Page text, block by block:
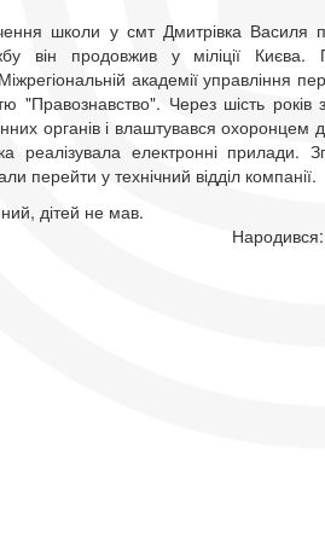
школи у смт Дмитрівка Василя
він продовжив у міліції Києва.
академії управління
"Правознавство". Через шість років
органів і влаштувався охоронцем
реалізувала електронні прилади.
перейти у технічний відділ компанії.
дітей не мав.